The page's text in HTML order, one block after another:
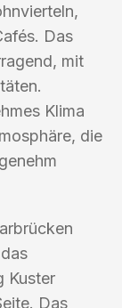
Das
mit
Klima
die
Kuster
Das